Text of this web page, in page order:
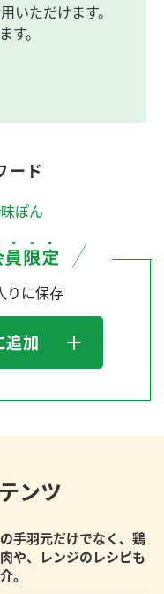
いただけます。
す。
ード
ぽん
りに保存
追加
ンツ
手羽元だけでなく、鶏
や、レンジのレシピも
。